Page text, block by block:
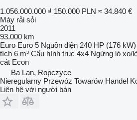
1.056.000.000 ₫ 150.000 PLN ≈ 34.840 €
Máy rải sỏi
2011
93.000 km
Euro Euro 5 Nguồn điện 240 HP (176 kW)
tích 6 m³ Cấu hình trục 4x4 Ngừng lò xo/
cát Econ
Ba Lan, Ropczyce
Nieregularny Przewóz Towarów Handel
Liên hệ với người bán